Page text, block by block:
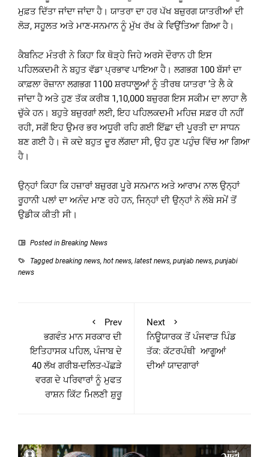
ਮੁਫ਼ਤ ਦਿੱਤਾ ਜਾਂਦਾ ਜਾਂਦਾ ਹੈ। ਯਾਤਰਾ ਦਾ ਹਰ ਪੱਖ ਬਜ਼ੁਰਗ ਯਾਤਰੀਆਂ ਦੀ
ਲੋੜ, ਸਹੂਲਤ ਅਤੇ ਮਾਣ-ਸਨਮਾਨ ਨੂੰ ਮੁੱਖ ਰੱਖ ਕੇ ਵਿਉਂਤਿਆ ਗਿਆ ਹੈ।
ਕੈਬਨਿਟ ਮੰਤਰੀ ਨੇ ਕਿਹਾ ਕਿ ਥੋੜ੍ਹੇ ਜਿਹੇ ਅਰਸੇ ਦੌਰਾਨ ਹੀ ਇਸ
ਪਹਿਲਕਦਮੀ ਨੇ ਬਹੁਤ ਵੱਡਾ ਪ੍ਰਭਾਵ ਪਾਇਆ ਹੈ। ਲਗਭਗ 100 ਬੱਸਾਂ ਦਾ
ਕਾਫ਼ਲਾ ਰੋਜ਼ਾਨਾ ਲਗਭਗ 1100 ਸ਼ਰਧਾਲੂਆਂ ਨੂੰ ਤੀਰਥ ਯਾਤਰਾ ‘ਤੇ ਲੈ ਕੇ
ਜਾਂਦਾ ਹੈ ਅਤੇ ਹੁਣ ਤੱਕ ਕਰੀਬ 1,10,000 ਬਜ਼ੁਰਗ ਇਸ ਸਕੀਮ ਦਾ ਲਾਹਾ ਲੈ
ਚੁੱਕੇ ਹਨ। ਬਹੁਤੇ ਬਜ਼ੁਰਗਾਂ ਲਈ, ਇਹ ਪਹਿਲਕਦਮੀ ਮਹਿਜ਼ ਸਫ਼ਰ ਹੀ ਨਹੀਂ
ਰਹੀ, ਸਗੋਂ ਇਹ ਉਮਰ ਭਰ ਅਧੂਰੀ ਰਹਿ ਗਈ ਇੱਛਾ ਦੀ ਪੂਰਤੀ ਦਾ ਸਾਧਨ
ਬਣ ਗਈ ਹੈ। ਜੋ ਕਦੇ ਬਹੁਤ ਦੂਰ ਲੱਗਦਾ ਸੀ, ਉਹ ਹੁਣ ਪਹੁੰਚ ਵਿੱਚ ਆ ਗਿਆ
ਹੈ।
ਉਨ੍ਹਾਂ ਕਿਹਾ ਕਿ ਹਜ਼ਾਰਾਂ ਬਜ਼ੁਰਗ ਪੂਰੇ ਸਨਮਾਨ ਅਤੇ ਆਰਾਮ ਨਾਲ ਉਨ੍ਹਾਂ
ਰੂਹਾਨੀ ਪਲਾਂ ਦਾ ਅਨੰਦ ਮਾਣ ਰਹੇ ਹਨ, ਜਿਨ੍ਹਾਂ ਦੀ ਉਨ੍ਹਾਂ ਨੇ ਲੰਬੇ ਸਮੇਂ ਤੋਂ
ਉਡੀਕ ਕੀਤੀ ਸੀ।
Posted in Breaking News
Tagged breaking news, hot news, latest news, punjab news, punjabi
news
Prev
ਭਗਵੰਤ ਮਾਨ ਸਰਕਾਰ ਦੀ
ਇਤਿਹਾਸਕ ਪਹਿਲ, ਪੰਜਾਬ ਦੇ
40 ਲੱਖ ਗਰੀਬ-ਦਲਿਤ-ਪੱਛੜੇ
ਵਰਗ ਦੇ ਪਰਿਵਾਰਾਂ ਨੂੰ ਮੁਫਤ
ਰਾਸ਼ਨ ਕਿੱਟ ਮਿਲਣੀ ਸ਼ੁਰੂ
Next
ਨਿਊਯਾਰਕ ਤੋਂ ਪੰਜਵਾੜ ਪਿੰਡ
ਤੱਕ: ਕੱਟਰਪੰਥੀ ਆਗੂਆਂ
ਦੀਆਂ ਯਾਦਗਾਰਾਂ